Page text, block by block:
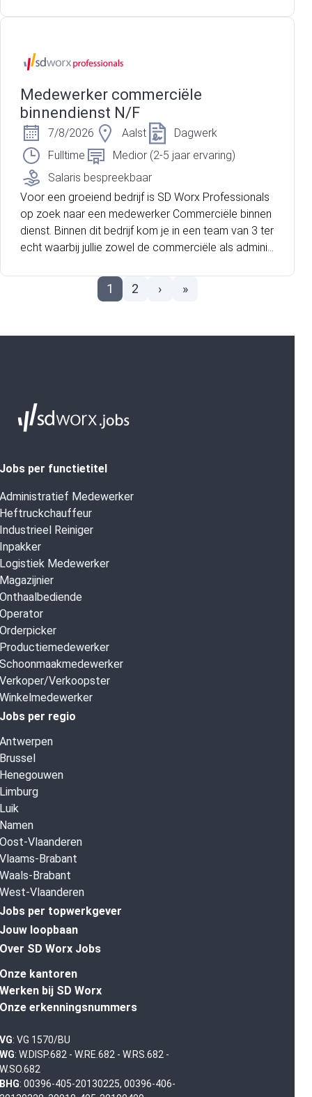
Medewerker commerciële
binnendienst N/F
7/8/2026 Aalst
Dagwerk
Fulltime
Medior (2-5 jaar ervaring)
Salaris bespreekbaar
Voor een groeiend bedrijf is SD Worx Professionals
op zoek naar een medewerker Commerciële binnen
dienst. Binnen dit bedrijf kom je in een team van 3 ter
echt waarbij jullie zowel de commerciële als adminis
s collega's onderhoudt. Mooie uitdaging, toch?
1 2 › »
Jobs per functietitel
Administratief Medewerker
Heftruckchauffeur
Industrieel Reiniger
Inpakker
Logistiek Medewerker
Magazijnier
Onthaalbediende
Operator
Orderpicker
Productiemedewerker
Schoonmaakmedewerker
Verkoper/Verkoopster
Winkelmedewerker
Jobs per regio
Antwerpen
Brussel
Henegouwen
Limburg
Luik
Namen
Oost-Vlaanderen
Vlaams-Brabant
Waals-Brabant
West-Vlaanderen
Jobs per topwerkgever
Jouw loopbaan
Over SD Worx Jobs
Onze kantoren
Werken bij SD Worx
Onze erkenningsnummers
VG: VG 1570/BU
WG: W.DISP.682 - W.RE.682 - W.RS.682 -
W.SO.682
BHG: 00396-405-20130225, 00396-406-